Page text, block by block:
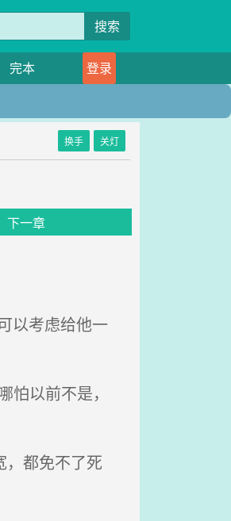
搜索
完本
登录
换手 关灯
下一章
以考虑给他一
以前不是，
都免不了死